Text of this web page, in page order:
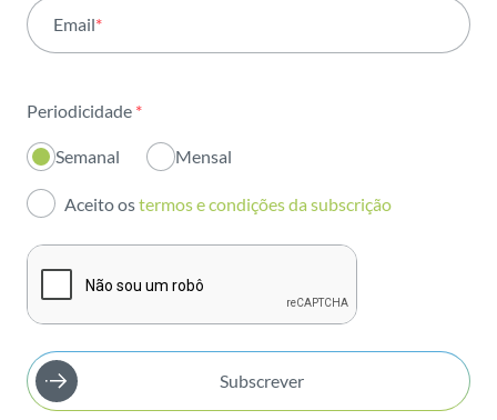
Institucional
Inovação
Investidores
Publicações
Email*
Periodicidade *
Semanal Mensal
Aceito ostermos e condições da subscrição
Subscrever